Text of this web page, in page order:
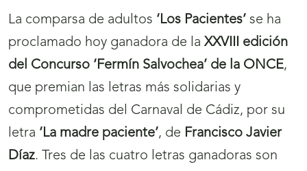
La comparsa de adultos ‘Los Pacientes’ se ha
proclamado hoy ganadora de la XXVIII edición
del Concurso ‘Fermín Salvochea’ de la ONCE,
que premian las letras más solidarias y
comprometidas del Carnaval de Cádiz, por su
letra ‘La madre paciente’, de Francisco Javier
Díaz. Tres de las cuatro letras ganadoras son